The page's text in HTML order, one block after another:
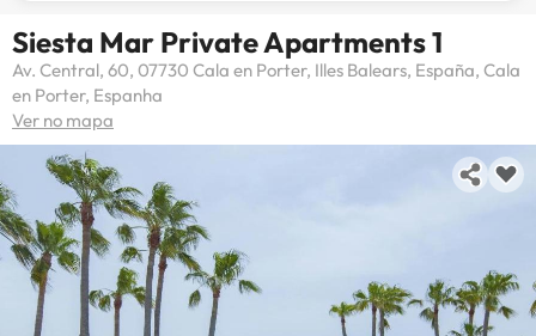
Siesta Mar Private Apartments 1
Av. Central, 60, 07730 Cala en Porter, Illes Balears, España, Cala
en Porter, Espanha
Ver no mapa